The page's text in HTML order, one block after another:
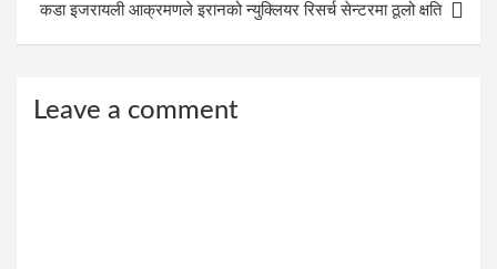
कडा इजरायली आक्रमणले इरानको न्युक्लियर रिसर्च सेन्टरमा ठूलो क्षति
Leave a comment